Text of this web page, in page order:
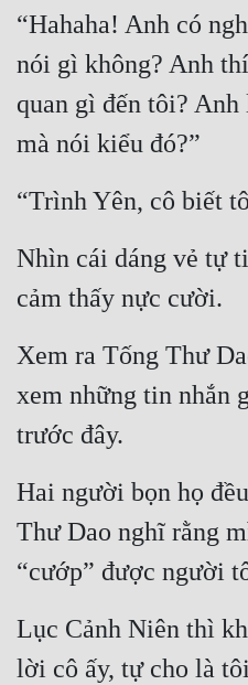
Đô Thị
Đông Phương
Đông Phương Huyền Huyễn
Đồng Nhân
Ngự Thú
Truyện Nữ
Vô Địch Lưu
Xây Dựng Thế Lực
Đam Mỹ
Đẹp
Đẹp Hiệp
Tính Cách Nhân Vật :
“Hahaha! Anh có
nói gì không? Anh
quan gì đến tôi?
mà nói kiểu đó?”
“Trình Yên, cô biết
Nhìn cái dáng vẻ tự
cảm thấy nực cười.
Xem ra Tống Thư
xem những tin nhắn
trước đây.
Hai người bọn họ
Thư Dao nghĩ rằng
“cướp” được người
Lục Cảnh Niên thì
lời cô ấy, tự cho là